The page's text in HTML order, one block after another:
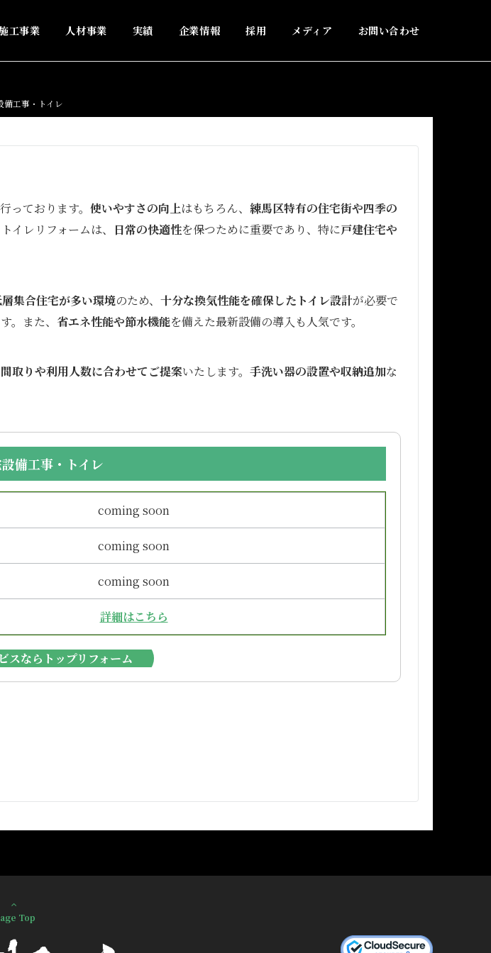
工事業 人材事業 実績 企業情報 採用 メディア お問い合わせ
備工事・トイレ
っております。 使いやすさの向上はもちろん、 練馬区特有の住宅街や四季の
イレリフォームは、 日常の快適性を保つために重要であり、特に戸建住宅や
集合住宅が多い環境のため、 十分な換気性能を確保したトイレ設計が必要で
。また、 省エネ性能や節水機能を備えた最新設備の導入も人気です。
取りや利用人数に合わせてご提案いたします。 手洗い器の設置や収納追加な
備工事・トイレ
coming soon
coming soon
coming soon
詳細はこちら
スならトップリフォーム
Top